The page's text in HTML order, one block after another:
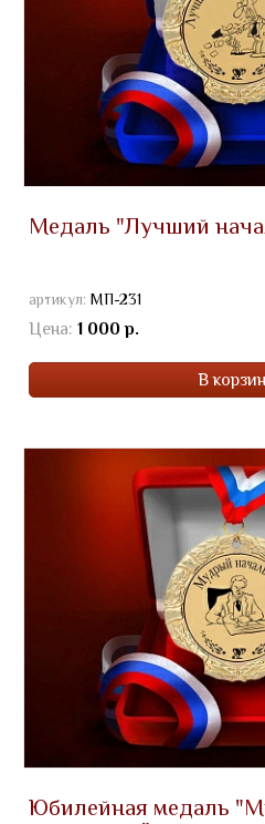
Медаль "Лучший
артикул: МП-231
Цена: 1 000 р.
В
Юбилейная медаль